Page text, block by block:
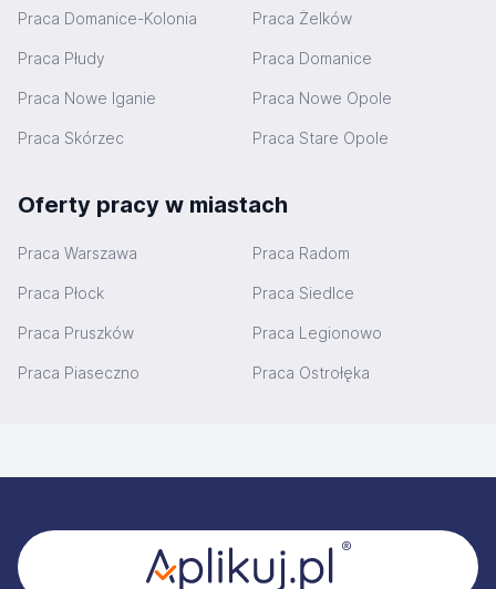
Praca Domanice-Kolonia Praca Żelków
Praca Płudy Praca Domanice
Praca Nowe Iganie Praca Nowe Opole
Praca Skórzec Praca Stare Opole
Oferty pracy w miastach
Praca Warszawa Praca Radom
Praca Płock Praca Siedlce
Praca Pruszków Praca Legionowo
Praca Piaseczno Praca Ostrołęka